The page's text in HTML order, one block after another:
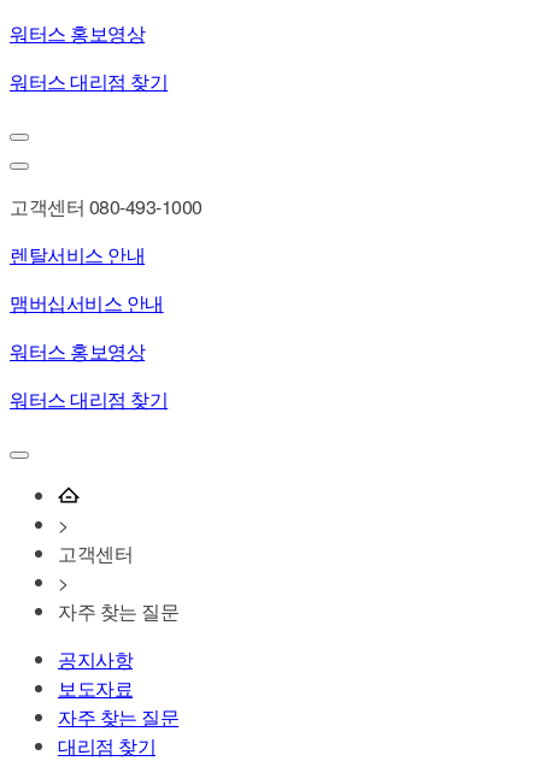
워터스 홍보영상
워터스 대리점 찾기
고객센터 080-493-1000
렌탈서비스 안내
맴버십서비스 안내
워터스 홍보영상
워터스 대리점 찾기
>
고객센터
>
자주 찾는 질문
공지사항
보도자료
자주 찾는 질문
대리점 찾기